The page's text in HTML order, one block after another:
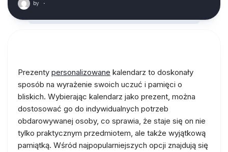
by ·
Prezenty personalizowane kalendarz to doskonały
sposób na wyrażenie swoich uczuć i pamięci o
bliskich. Wybierając kalendarz jako prezent, można
dostosować go do indywidualnych potrzeb
obdarowywanej osoby, co sprawia, że staje się on nie
tylko praktycznym przedmiotem, ale także wyjątkową
pamiątką. Wśród najpopularniejszych opcji znajdują się